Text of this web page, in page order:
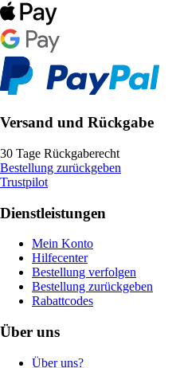
Versand und Rückgabe
30 Tage Rückgaberecht
Bestellung zurückgeben
Trustpilot
Dienstleistungen
Mein Konto
Hilfecenter
Bestellung verfolgen
Bestellung zurückgeben
Rabattcodes
Über uns
Über uns?